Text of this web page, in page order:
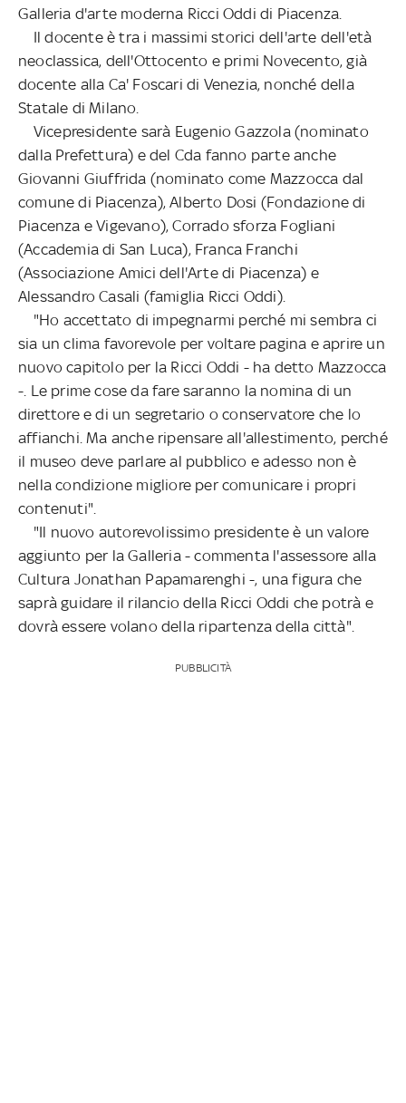
Galleria d'arte moderna Ricci Oddi di Piacenza.
Il docente è tra i massimi storici dell'arte dell'età
neoclassica, dell'Ottocento e primi Novecento, già
docente alla Ca' Foscari di Venezia, nonché della
Statale di Milano.
Vicepresidente sarà Eugenio Gazzola (nominato
dalla Prefettura) e del Cda fanno parte anche
Giovanni Giuffrida (nominato come Mazzocca dal
comune di Piacenza), Alberto Dosi (Fondazione di
Piacenza e Vigevano), Corrado sforza Fogliani
(Accademia di San Luca), Franca Franchi
(Associazione Amici dell'Arte di Piacenza) e
Alessandro Casali (famiglia Ricci Oddi).
"Ho accettato di impegnarmi perché mi sembra ci
sia un clima favorevole per voltare pagina e aprire un
nuovo capitolo per la Ricci Oddi - ha detto Mazzocca
-. Le prime cose da fare saranno la nomina di un
direttore e di un segretario o conservatore che lo
affianchi. Ma anche ripensare all'allestimento, perché
il museo deve parlare al pubblico e adesso non è
nella condizione migliore per comunicare i propri
contenuti".
"Il nuovo autorevolissimo presidente è un valore
aggiunto per la Galleria - commenta l'assessore alla
Cultura Jonathan Papamarenghi -, una figura che
saprà guidare il rilancio della Ricci Oddi che potrà e
dovrà essere volano della ripartenza della città".
PUBBLICITÀ